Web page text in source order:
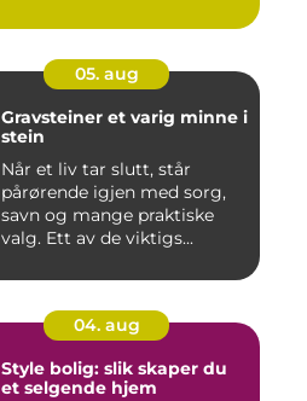
05. aug
Gravsteiner et varig minne i
stein
Når et liv tar slutt, står
pårørende igjen med sorg,
savn og mange praktiske
valg. Ett av de viktigs...
04. aug
Style bolig: slik skaper du
et selgende hjem